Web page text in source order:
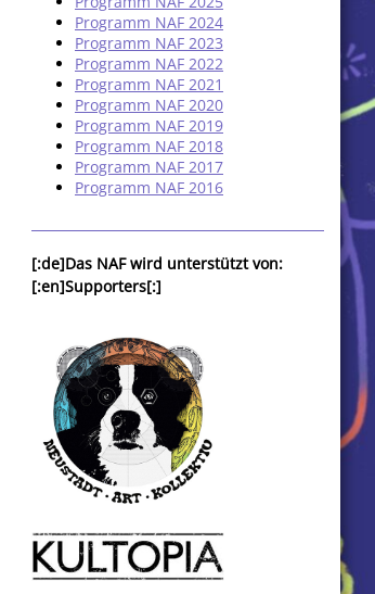
Programm NAF 2024
Programm NAF 2023
Programm NAF 2022
Programm NAF 2021
Programm NAF 2020
Programm NAF 2019
Programm NAF 2018
Programm NAF 2017
Programm NAF 2016
[:de]Das NAF wird unterstützt von:
[:en]Supporters[:]